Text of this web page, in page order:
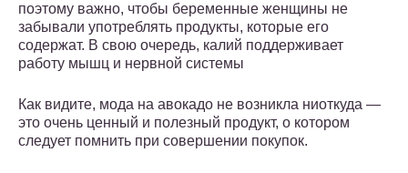
поэтому важно, чтобы беременные женщины не
забывали употреблять продукты, которые его
содержат. В свою очередь, калий поддерживает
работу мышц и нервной системы
Как видите, мода на авокадо не возникла ниоткуда —
это очень ценный и полезный продукт, о котором
следует помнить при совершении покупок.